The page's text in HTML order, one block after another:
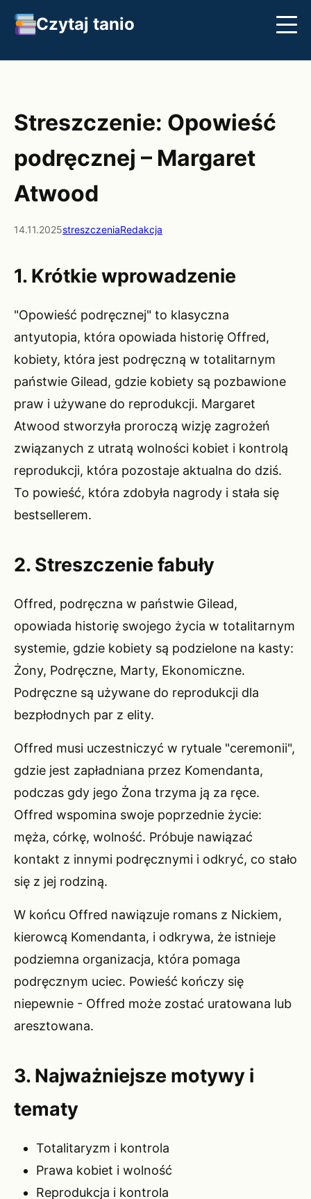
Czytaj tanio
Streszczenia
Streszczenie: Opowieść
podręcznej – Margaret
Atwood
14.11.2025streszczeniaRedakcja
1. Krótkie wprowadzenie
"Opowieść podręcznej" to klasyczna
antyutopia, która opowiada historię Offred,
kobiety, która jest podręczną w totalitarnym
państwie Gilead, gdzie kobiety są pozbawione
praw i używane do reprodukcji. Margaret
Atwood stworzyła proroczą wizję zagrożeń
związanych z utratą wolności kobiet i kontrolą
reprodukcji, która pozostaje aktualna do dziś.
To powieść, która zdobyła nagrody i stała się
bestsellerem.
2. Streszczenie fabuły
Offred, podręczna w państwie Gilead,
opowiada historię swojego życia w totalitarnym
systemie, gdzie kobiety są podzielone na kasty:
Żony, Podręczne, Marty, Ekonomiczne.
Podręczne są używane do reprodukcji dla
bezpłodnych par z elity.
Offred musi uczestniczyć w rytuale "ceremonii",
gdzie jest zapładniana przez Komendanta,
podczas gdy jego Żona trzyma ją za ręce.
Offred wspomina swoje poprzednie życie:
męża, córkę, wolność. Próbuje nawiązać
kontakt z innymi podręcznymi i odkryć, co stało
się z jej rodziną.
W końcu Offred nawiązuje romans z Nickiem,
kierowcą Komendanta, i odkrywa, że istnieje
podziemna organizacja, która pomaga
podręcznym uciec. Powieść kończy się
niepewnie - Offred może zostać uratowana lub
aresztowana.
3. Najważniejsze motywy i
tematy
Totalitaryzm i kontrola
Prawa kobiet i wolność
Reprodukcja i kontrola